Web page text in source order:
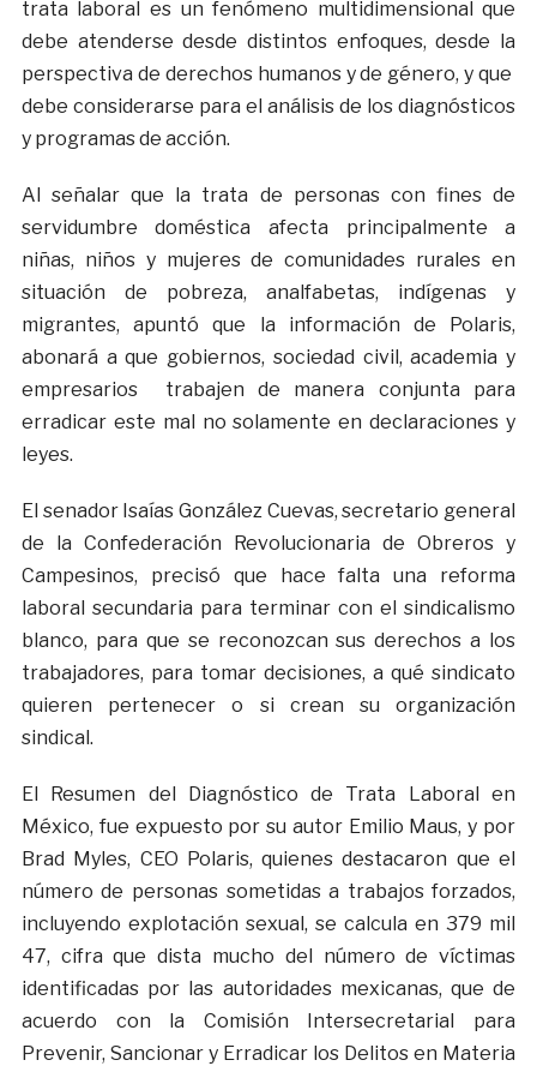
trata laboral es un fenómeno multidimensional que
debe atenderse desde distintos enfoques, desde la
perspectiva de derechos humanos y de género, y que
debe considerarse para el análisis de los diagnósticos
y programas de acción.
Al señalar que la trata de personas con fines de
servidumbre doméstica afecta principalmente a
niñas, niños y mujeres de comunidades rurales en
situación de pobreza, analfabetas, indígenas y
migrantes, apuntó que la información de Polaris,
abonará a que gobiernos, sociedad civil, academia y
empresarios trabajen de manera conjunta para
erradicar este mal no solamente en declaraciones y
leyes.
El senador Isaías González Cuevas, secretario general
de la Confederación Revolucionaria de Obreros y
Campesinos, precisó que hace falta una reforma
laboral secundaria para terminar con el sindicalismo
blanco, para que se reconozcan sus derechos a los
trabajadores, para tomar decisiones, a qué sindicato
quieren pertenecer o si crean su organización
sindical.
El Resumen del Diagnóstico de Trata Laboral en
México, fue expuesto por su autor Emilio Maus, y por
Brad Myles, CEO Polaris, quienes destacaron que el
número de personas sometidas a trabajos forzados,
incluyendo explotación sexual, se calcula en 379 mil
47, cifra que dista mucho del número de víctimas
identificadas por las autoridades mexicanas, que de
acuerdo con la Comisión Intersecretarial para
Prevenir, Sancionar y Erradicar los Delitos en Materia